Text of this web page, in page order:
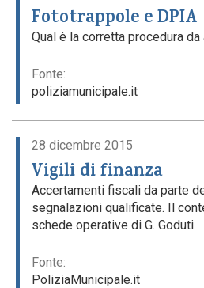
Fototrappole e DPIA
Qual è la corretta procedura da
Fonte:
poliziamunicipale.it
28 dicembre 2015
Vigili di finanza
Accertamenti fiscali da parte
segnalazioni qualificate. Il
schede operative di G. Goduti.
Fonte:
PoliziaMunicipale.it